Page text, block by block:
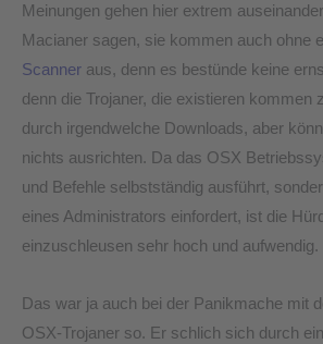
Meinungen gehen hier extrem
Macianer sagen, sie kommen auch ohne
Scanner aus, denn es bestünde keine
denn die Trojaner, die existieren kommen
durch irgendwelche Downloads, aber
nichts ausrichten. Da das OSX
und Befehle selbstständig ausführt,
eines Administrators einfordert, ist die
einzuschleusen sehr hoch und aufwendig.
Das war ja auch bei der Panikmache mit
OSX-Trojaner so. Er schlich sich durch